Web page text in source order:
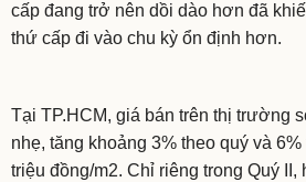
cấp đang trở nên dồi dào hơn đã
thứ cấp đi vào chu kỳ ổn định hơn.
Tại TP.HCM, giá bán trên thị trường
nhẹ, tăng khoảng 3% theo quý và
triệu đồng/m2. Chỉ riêng trong Quý